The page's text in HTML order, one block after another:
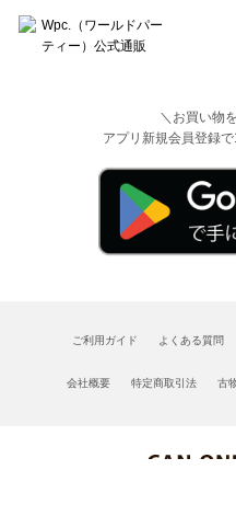
＼お買い物
アプリ新規会員登録
ご利用ガイド よくある質問
会社概要 特定商取引法 古